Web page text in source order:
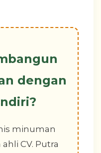
dengan
minuman
CV. Putra